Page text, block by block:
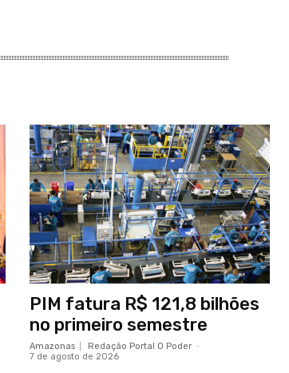
PIM fatura R$ 121,8 bilhões
no primeiro semestre
Amazonas Redação Portal O Poder -
7 de agosto de 2026